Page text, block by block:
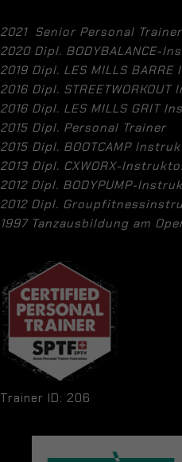
2021 Senior Personal Trainer
2020 Dipl. BODYBALANCE-
2019 Dipl. LES MILLS
2016 Dipl.
2016 Dipl. LES MILLS GRIT
2015 Dipl. Personal Trainer
2015 Dipl. BOOTCAMP
2013 Dipl. CXWORX-
2012 Dipl. BODYPUMP-
2012 Dipl.
1997 Tanzausbildung am
Trainer ID: 206